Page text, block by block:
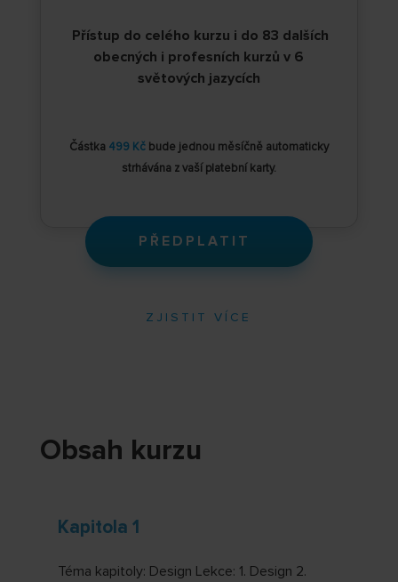
Přístup do celého kurzu i do 83 dalších
obecných i profesních kurzů v 6
světových jazycích
Částka 499 Kč bude jednou měsíčně automaticky
strhávána z vaší platební karty.
PŘEDPLATIT
ZJISTIT VÍCE
Obsah kurzu
Kapitola 1
Téma kapitoly: Design Lekce: 1. Design 2.